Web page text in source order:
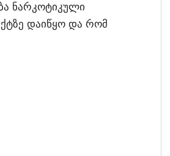
ნარკოტიკული
დაიწყო და რომ